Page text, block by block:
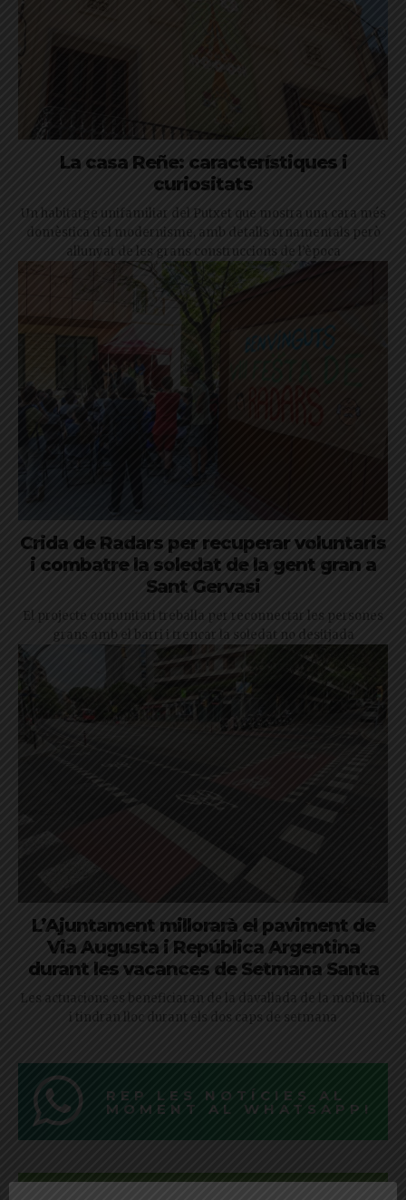
La casa Reñe: característiques i
curiositats
Un habitatge unifamiliar del Putxet que mostra una cara més
domèstica del modernisme, amb detalls ornamentals però
allunyat de les grans construccions de l’època
Crida de Radars per recuperar voluntaris
i combatre la soledat de la gent gran a
Sant Gervasi
El projecte comunitari treballa per reconnectar les persones
grans amb el barri i trencar la soledat no desitjada
L’Ajuntament millorarà el paviment de
Via Augusta i República Argentina
durant les vacances de Setmana Santa
Les actuacions es beneficiaran de la davallada de la mobilitat
i tindran lloc durant els dos caps de setmana
REP LES NOTÍCIES AL
MOMENT AL WHATSAPP!